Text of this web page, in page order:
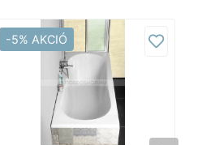
-5% AKCIÓ